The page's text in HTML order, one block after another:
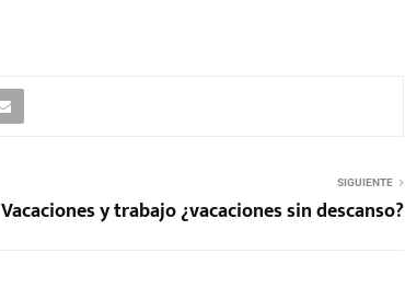
SIGUIENTE
Vacaciones y trabajo ¿vacaciones sin descanso?